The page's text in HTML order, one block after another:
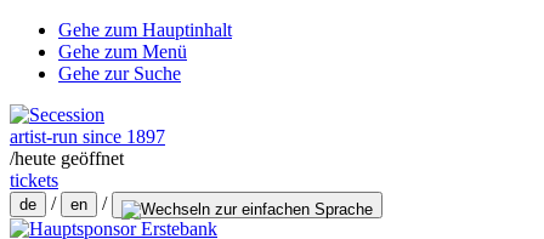
Gehe zum Hauptinhalt
Gehe zum Menü
Gehe zur Suche
artist-run since 1897
/heute geöffnet
tickets
de / en /